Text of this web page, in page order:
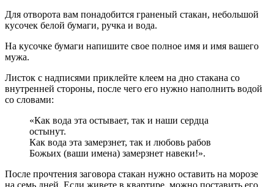
Для отворота вам понадобится граненый стакан, небольшой
кусочек белой бумаги, ручка и вода.
На кусочке бумаги напишите свое полное имя и имя вашего
мужа.
Листок с надписями приклейте клеем на дно стакана со
внутренней стороны, после чего его нужно наполнить водой
со словами:
«Как вода эта остывает, так и наши сердца
остынут.
Как вода эта замерзнет, так и любовь рабов
Божьих (ваши имена) замерзнет навеки!».
После прочтения заговора стакан нужно оставить на морозе
на семь дней. Если живете в квартире, можно поставить его